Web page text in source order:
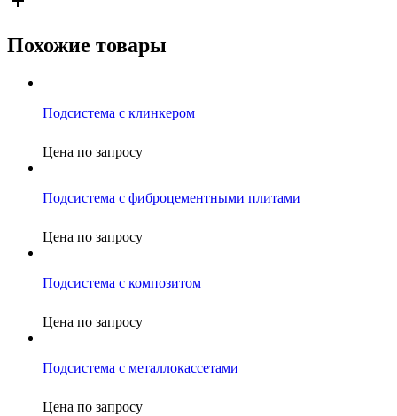
Похожие товары
Подсистема с клинкером
Цена по запросу
Подсистема с фиброцементными плитами
Цена по запросу
Подсистема с композитом
Цена по запросу
Подсистема с металлокассетами
Цена по запросу